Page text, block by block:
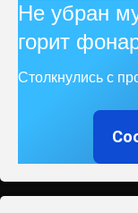
Не убран
горит
Столкнулись с